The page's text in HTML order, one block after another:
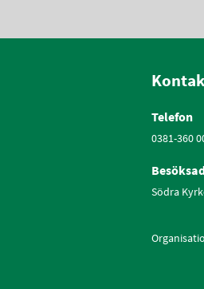
Telefon
0381-360
Södra